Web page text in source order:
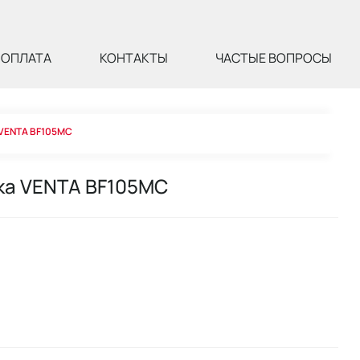
ОПЛАТА КОНТАКТЫ ЧАСТЫЕ ВОПРОСЫ
BF105MC
VENTA BF105MC